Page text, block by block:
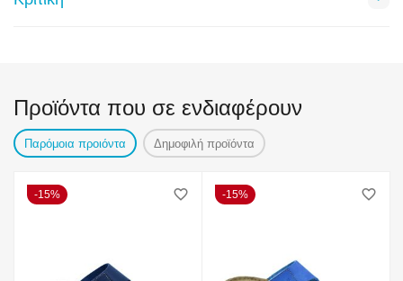
Προϊόντα που σε ενδιαφέρουν
Παρόμοια προιόντα Δημοφιλή προϊόντα
15% 15%